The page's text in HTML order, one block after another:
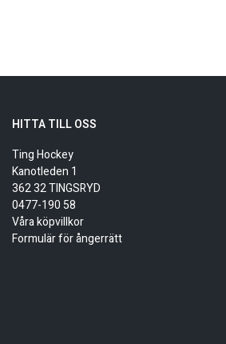
HITTA TILL OSS
Ting Hockey
Kanotleden 1
362 32 TINGSRYD
0477-190 58
Våra köpvillkor
Formulär för ångerrätt